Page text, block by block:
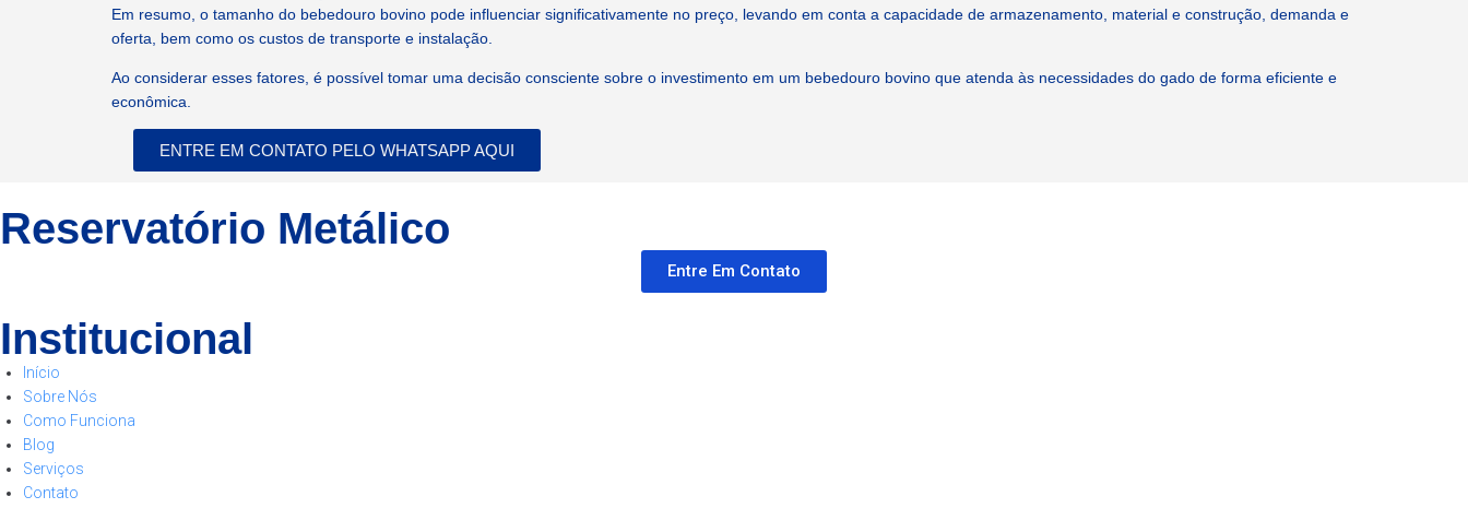
Em resumo, o tamanho do bebedouro bovino pode influenciar significativamente no preço, levando em conta a capacidade de armazenamento, material e construção, demanda e
oferta, bem como os custos de transporte e instalação.
Ao considerar esses fatores, é possível tomar uma decisão consciente sobre o investimento em um bebedouro bovino que atenda às necessidades do gado de forma eficiente e
econômica.
ENTRE EM CONTATO PELO WHATSAPP AQUI
Reservatório Metálico
Entre Em Contato
Institucional
Início
Sobre Nós
Como Funciona
Blog
Serviços
Contato